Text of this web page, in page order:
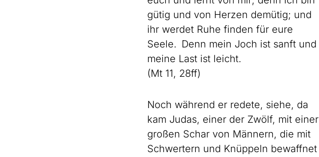
gütig und von Herzen demütig; und
ihr werdet Ruhe finden für eure
Seele. Denn mein Joch ist sanft und
meine Last ist leicht.
(Mt 11, 28ff)
Noch während er redete, siehe, da
kam Judas, einer der Zwölf, mit einer
großen Schar von Männern, die mit
Schwertern und Knüppeln bewaffnet